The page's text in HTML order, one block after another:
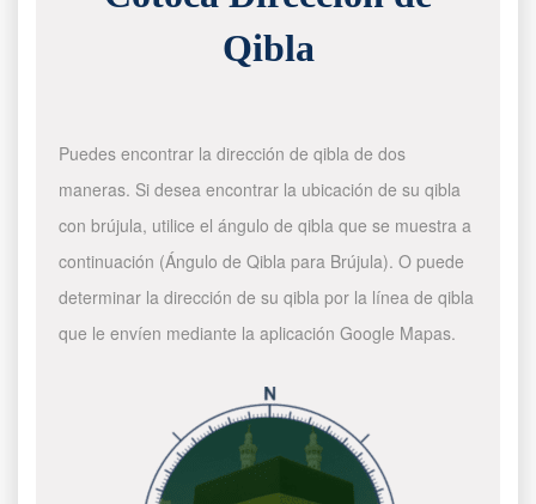
Qibla
Puedes encontrar la dirección de qibla de dos
maneras. Si desea encontrar la ubicación de su qibla
con brújula, utilice el ángulo de qibla que se muestra a
continuación (Ángulo de Qibla para Brújula). O puede
determinar la dirección de su qibla por la línea de qibla
que le envíen mediante la aplicación Google Mapas.